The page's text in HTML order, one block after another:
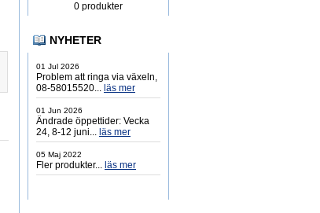
0 produkter
NYHETER
01 Jul 2026
Problem att ringa via växeln,
08-58015520... läs mer
01 Jun 2026
Ändrade öppettider: Vecka
24, 8-12 juni... läs mer
05 Maj 2022
Fler produkter... läs mer